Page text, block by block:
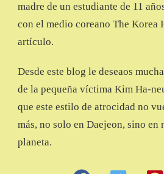
madre de un estudiante de 11
con el medio coreano The Korea
artículo.
Desde este blog le deseaos
de la pequeña víctima Kim Ha-
que este estilo de atrocidad no
más, no solo en Daejeon, sino en
planeta.